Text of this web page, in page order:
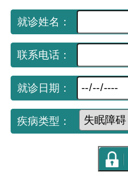
就诊姓名：
联系电话：
就诊日期：
疾病类型：